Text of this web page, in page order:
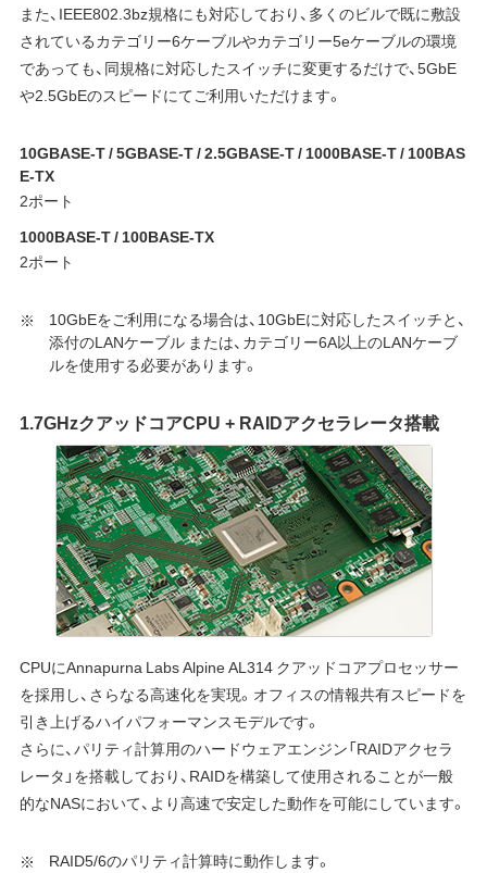
また、IEEE802.3bz規格にも対応しており、多くのビルで既に敷設
されているカテゴリー6ケーブルやカテゴリー5eケーブルの環境
であっても、同規格に対応したスイッチに変更するだけで、5GbE
や2.5GbEのスピードにてご利用いただけます。
10GBASE-T / 5GBASE-T / 2.5GBASE-T / 1000BASE-T / 100BAS
E-TX
2ポート
1000BASE-T / 100BASE-TX
2ポート
10GbEをご利用になる場合は、10GbEに対応したスイッチと、
添付のLANケーブル または、カテゴリー6A以上のLANケーブ
ルを使用する必要があります。
1.7GHzクアッドコアCPU + RAIDアクセラレータ搭載
CPUにAnnapurna Labs Alpine AL314 クアッドコアプロセッサー
を採用し、さらなる高速化を実現。オフィスの情報共有スピードを
引き上げるハイパフォーマンスモデルです。
さらに、パリティ計算用のハードウェアエンジン「RAIDアクセラ
レータ」を搭載しており、RAIDを構築して使用されることが一般
的なNASにおいて、より高速で安定した動作を可能にしています。
RAID5/6のパリティ計算時に動作します。